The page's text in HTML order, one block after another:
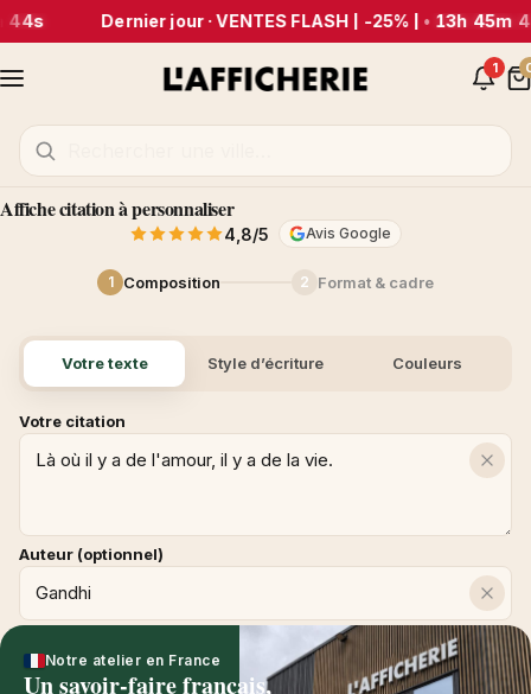
44s Dernier jour · VENTES FLASH | -25% | • 13h 45m
1
Affiche citation à personnaliser
4,8/5 Avis Google
1 Composition 2 Format & cadre
Votre texte Style d’écriture Couleurs
Votre citation
Auteur (optionnel)
Notre atelier en France
Un savoir-faire français,